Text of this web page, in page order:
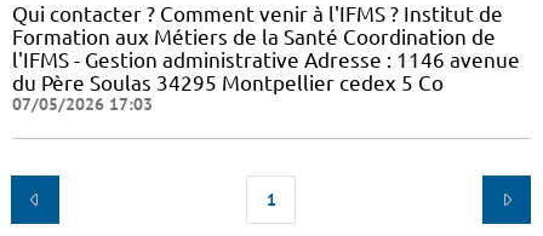
Qui contacter ? Comment venir à l'IFMS ? Institut de
Formation aux Métiers de la Santé Coordination de
l'IFMS - Gestion administrative Adresse : 1146 avenue
du Père Soulas 34295 Montpellier cedex 5 Co
07/05/2026 17:03
1